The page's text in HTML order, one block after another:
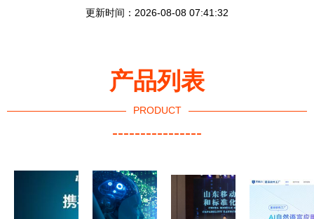
更新时间：2026-08-08 07:41:32
产品列表
PRODUCT
----------------